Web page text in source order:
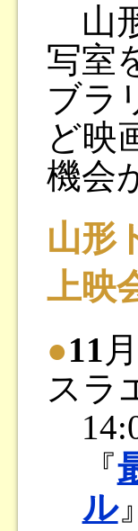
山
写室
ブラ
ど映
機会
山形
上映
●11 月
スラ
『
ル』